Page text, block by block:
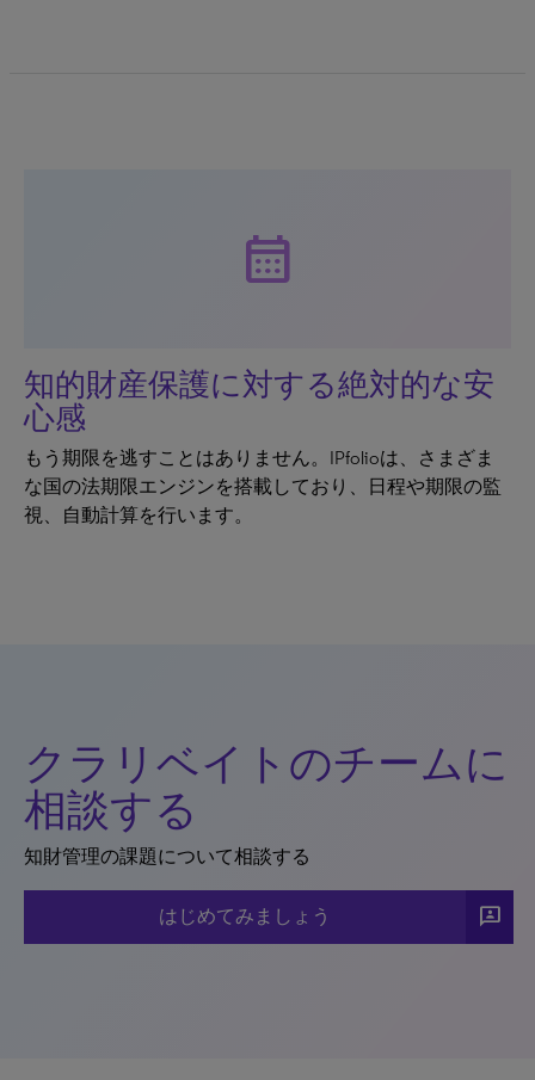
calendar_month
知的財産保護に対する絶対的な安
心感
もう期限を逃すことはありません。IPfolioは、さまざま
な国の法期限エンジンを搭載しており、日程や期限の監
視、自動計算を行います。
クラリベイトのチームに
相談する
知財管理の課題について相談する
はじめてみましょう 3p